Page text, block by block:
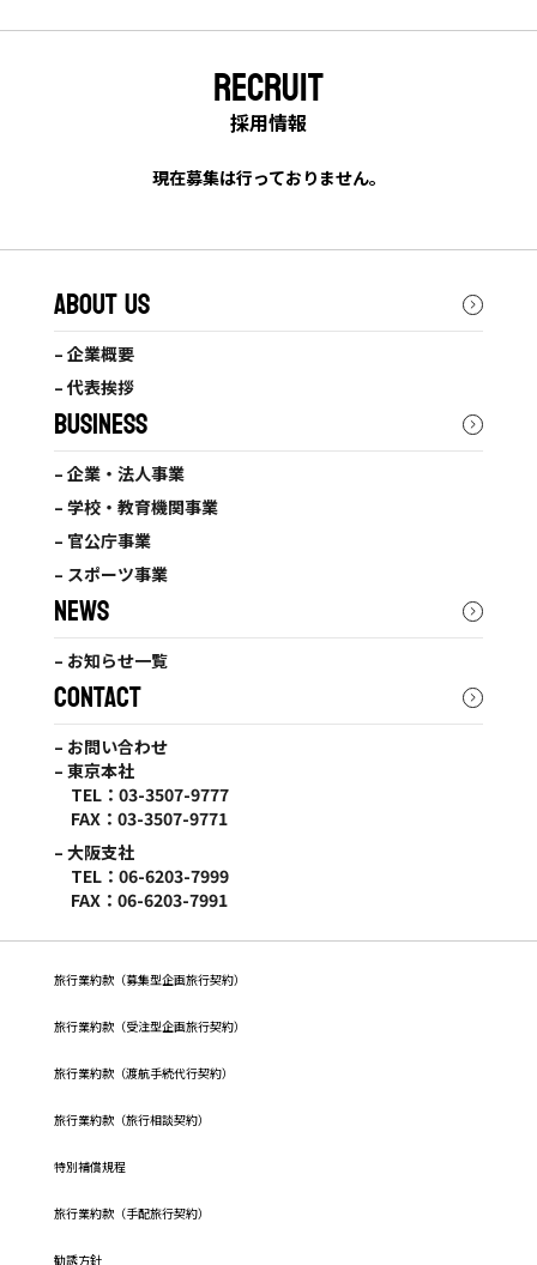
RECRUIT
採用情報
現在募集は行っておりません。
ABOUT US
– 企業概要
– 代表挨拶
BUSINESS
– 企業・法人事業
– 学校・教育機関事業
– 官公庁事業
– スポーツ事業
NEWS
– お知らせ一覧
CONTACT
– お問い合わせ
– 東京本社
TEL：03-3507-9777
FAX：03-3507-9771
– 大阪支社
TEL：06-6203-7999
FAX：06-6203-7991
旅行業約款（募集型企画旅行契約）
旅⾏業約款（受注型企画旅⾏契約）
旅行業約款（渡航手続代行契約）
旅行業約款（旅行相談契約）
特別補償規程
旅行業約款（手配旅行契約）
勧誘方針